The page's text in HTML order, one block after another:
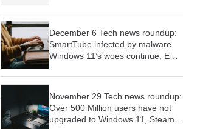
Game Awards, Skyrim launched
December 6 Tech news roundup:
SmartTube infected by malware,
Windows 11’s woes continue, EU
November 29 Tech news roundup:
Over 500 Million users have not
upgraded to Windows 11, Steam